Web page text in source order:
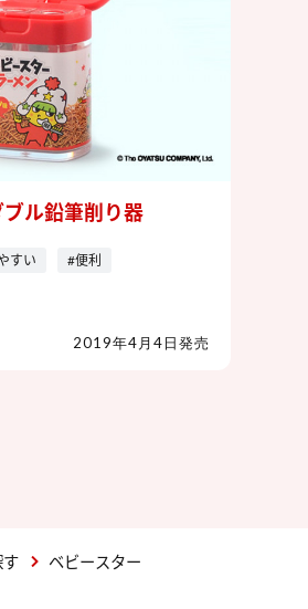
ル鉛筆削り器
ル鉛筆削り器
すい #便利
2019年4月4日発売
す ベビースター